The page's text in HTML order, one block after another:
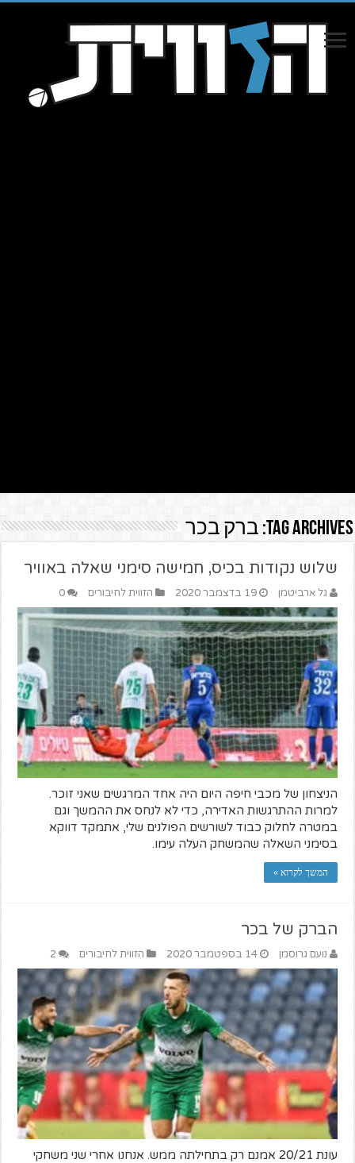
Tag Archives: ברק בכר
שלוש נקודות בכיס, חמישה סימני שאלה באוויר
גל ארביטמן 19 בדצמבר 2020 הזווית לחיבורים 0
הניצחון של מכבי חיפה היום היה אחד המרגשים שאני זוכר.
למרות ההתרגשות האדירה, כדי לא לנחס את ההמשך וגם
במטרה לחלוק כבוד לשורשים הפולנים שלי, אתמקד דווקא
בסימני השאלה שהמשחק העלה עימו.
המשך לקרוא »
הברק של בכר
נועם גרוסמן 14 בספטמבר 2020 הזווית לחיבורים 2
עונת 20/21 אמנם רק בתחילתה ממש. אנחנו אחרי שני משחקי